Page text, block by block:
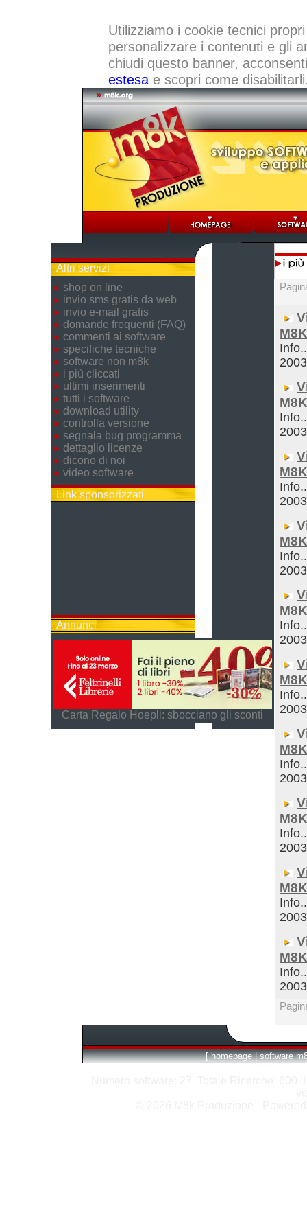
Utilizziamo i cookie tecnici
personalizzare i contenuti e gli
chiudi questo banner,
estesae scopri come
Altri servizi
shop on line
invio sms gratis da web
invio e-mail gratis
domande frequenti (FAQ)
commenti ai software
specifiche tecniche
software non m8k
i più cliccati
ultimi inserimenti
tutti i software
download utility
controlla versione
segnala bug programma
dettaglio licenze
dicono di noi
video software
Link sponsorizzati
Annunci
Carta Regalo Hoepli: sbocciano gli sconti
2003
2003
2003
2003
2003
2003
2003
2003
2003
2003
[ homepage | software